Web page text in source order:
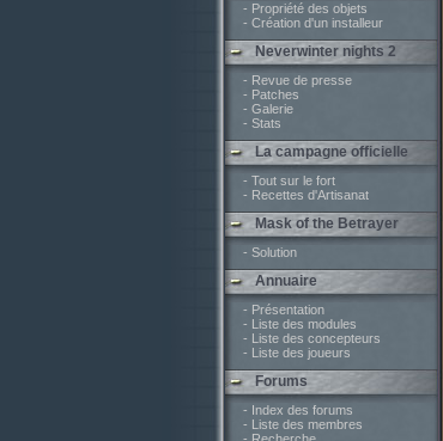
- Propriété des objets
- Création d'un installeur
Neverwinter nights 2
- Revue de presse
- Patches
- Galerie
- Stats
La campagne officielle
- Tout sur le fort
- Recettes d'Artisanat
Mask of the Betrayer
- Solution
Annuaire
- Présentation
- Liste des modules
- Liste des concepteurs
- Liste des joueurs
Forums
- Index des forums
- Liste des membres